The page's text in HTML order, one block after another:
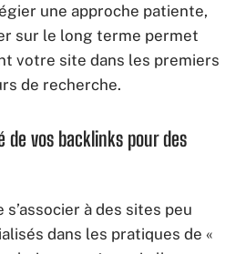
une approche patiente,
sur le long terme permet
votre site dans les premiers
de recherche.
de vos backlinks pour des
à des sites peu
dans les pratiques de «